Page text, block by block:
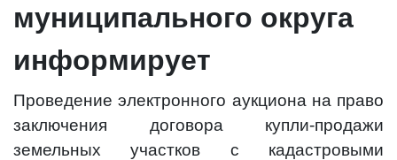
муниципального округа
информирует
Проведение электронного аукциона на право
заключения договора купли-продажи
земельных участков с кадастровыми